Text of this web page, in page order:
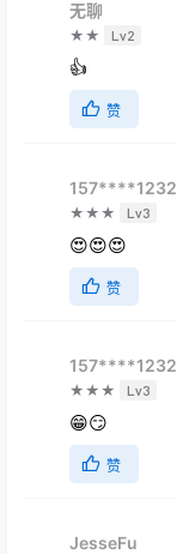
无聊
★★ Lv2
👍
赞
157****1232
★★★ Lv3
😍😍😍
赞
157****1232
★★★ Lv3
😁😏
赞
JesseFu